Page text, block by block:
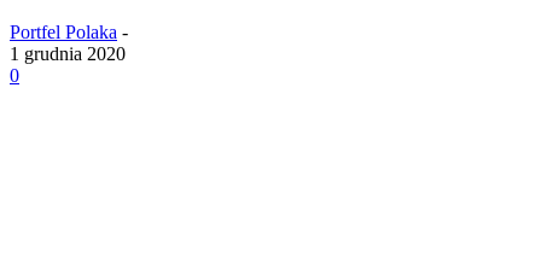
Portfel Polaka -
1 grudnia 2020
0